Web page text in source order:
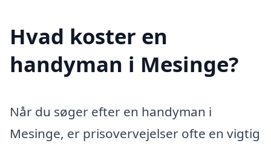
Hvad koster en
handyman i Mesinge?
Når du søger efter en handyman i
Mesinge, er prisovervejelser ofte en vigtig